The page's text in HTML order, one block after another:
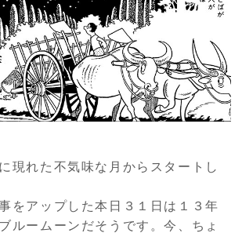
現れた不気味な月からスタートし
をアップした本日３１日は１３年
ルームーンだそうです。今、ちょ